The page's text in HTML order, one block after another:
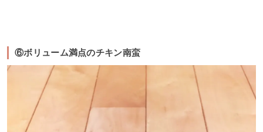
⑥ボリューム満点のチキン南蛮